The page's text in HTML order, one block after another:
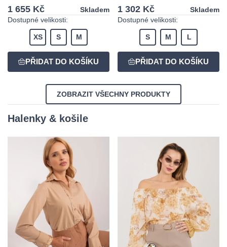
1 655 Kč
Skladem
Dostupné velikosti:
XS S M
1 302 Kč
Skladem
Dostupné velikosti:
S M L
ZOBRAZIT VŠECHNY PRODUKTY
Halenky & košile